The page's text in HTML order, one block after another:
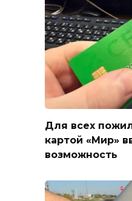
Для всех
картой «Мир»
возможность